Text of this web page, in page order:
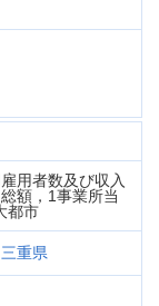
用者数及び収入
額，1事業所当
都市
重県